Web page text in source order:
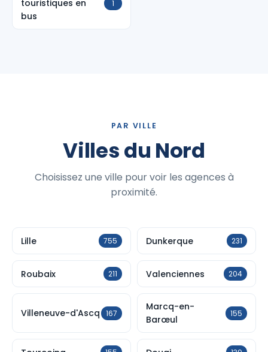
touristiques en
bus
1
PAR VILLE
Villes du Nord
Choisissez une ville pour voir les agences à
proximité.
Lille 755 Dunkerque 231
Roubaix 211 Valenciennes 204
Villeneuve-d'Ascq 167
Marcq-en-
Barœul
155